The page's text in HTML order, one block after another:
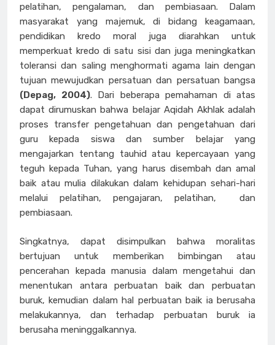
pelatihan, pengalaman, dan pembiasaan. Dalam
masyarakat yang majemuk, di bidang keagamaan,
pendidikan kredo moral juga diarahkan untuk
memperkuat kredo di satu sisi dan juga meningkatkan
toleransi dan saling menghormati agama lain dengan
tujuan mewujudkan persatuan dan persatuan bangsa
(Depag, 2004). Dari beberapa pemahaman di atas
dapat dirumuskan bahwa belajar Aqidah Akhlak adalah
proses transfer pengetahuan dan pengetahuan dari
guru kepada siswa dan sumber belajar yang
mengajarkan tentang tauhid atau kepercayaan yang
teguh kepada Tuhan, yang harus disembah dan amal
baik atau mulia dilakukan dalam kehidupan sehari-hari
melalui pelatihan, pengajaran, pelatihan, dan
pembiasaan.
Singkatnya, dapat disimpulkan bahwa moralitas
bertujuan untuk memberikan bimbingan atau
pencerahan kepada manusia dalam mengetahui dan
menentukan antara perbuatan baik dan perbuatan
buruk, kemudian dalam hal perbuatan baik ia berusaha
melakukannya, dan terhadap perbuatan buruk ia
berusaha meninggalkannya.